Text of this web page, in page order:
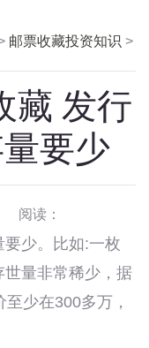
邮票收藏投资知识 >
藏 发行
要少
阅读：
少。比如:一枚
量非常稀少，据
少在300多万，